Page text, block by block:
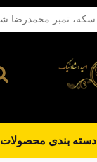
دسته بندی محصولات